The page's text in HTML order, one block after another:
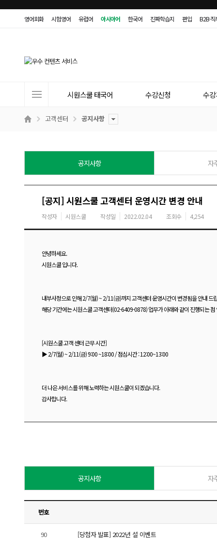
영어회화 시험영어 유럽어 아시아어 한국어 진짜학습지 편입 B2B·
트
시원스쿨 태국어 수강신청 수
고객센터 공지사항
공지사항 자
[공지] 시원스쿨 고객센터 운영시간 변경 안내
작성자 시원스쿨 작성일 2022.02.04 조회수 4,254
안녕하세요.
시원스쿨 입니다.
내부사정으로 인해 2/7(월) ~ 2/11(금)까지 고객센터 운영시간이 변경됨을 안내 드
해당 기간에는 시원스쿨 고객센터(02-6409-0878) 업무가 아래와 같이 진행되는 점
[시원스쿨 고객 센터 근무 시간]
▶ 2/7(월) ~ 2/11(금) 9:00 ~18:00 / 점심시간 : 12:00~13:00
더 나은 서비스를 위해 노력하는 시원스쿨이 되겠습니다.
감사합니다.
공지사항 자
번호
90 [당첨자 발표] 2022년 설 이벤트